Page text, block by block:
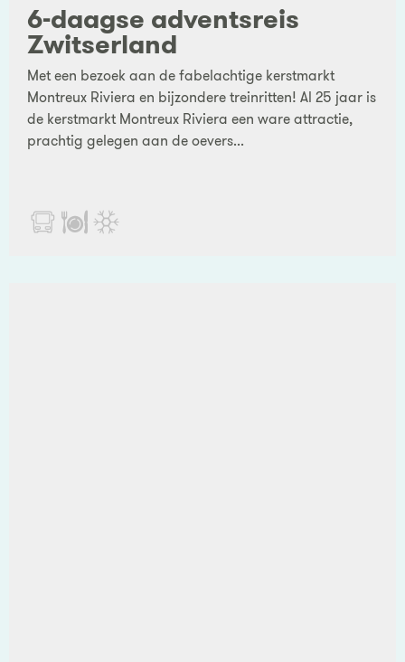
6-daagse adventsreis
Zwitserland
Met een bezoek aan de fabelachtige kerstmarkt
Montreux Riviera en bijzondere treinritten! Al 25 jaar is
de kerstmarkt Montreux Riviera een ware attractie,
prachtig gelegen aan de oevers...